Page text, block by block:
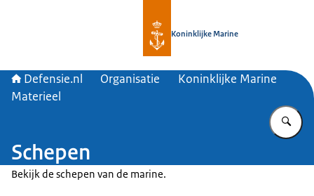
Koninklijke Marine
Defensie.nl Organisatie
Koninklijke Marine
Materieel
Schepen
Bekijk de schepen van de marine.